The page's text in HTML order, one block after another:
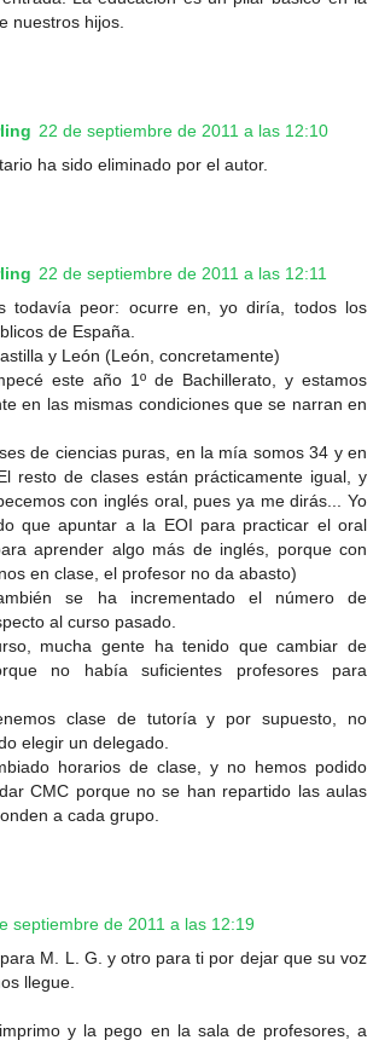
nuestros hijos.
22 de septiembre de 2011 a las 12:10
ha sido eliminado por el autor.
22 de septiembre de 2011 a las 12:11
todavía peor: ocurre en, yo diría, todos los
de España.
y León (León, concretamente)
este año 1º de Bachillerato, y estamos
en las mismas condiciones que se narran en
de ciencias puras, en la mía somos 34 y en
resto de clases están prácticamente igual, y
con inglés oral, pues ya me dirás... Yo
que apuntar a la EOI para practicar el oral
aprender algo más de inglés, porque con
en clase, el profesor no da abasto)
se ha incrementado el número de
al curso pasado.
mucha gente ha tenido que cambiar de
no había suficientes profesores para
clase de tutoría y por supuesto, no
elegir un delegado.
horarios de clase, y no hemos podido
CMC porque no se han repartido las aulas
a cada grupo.
septiembre de 2011 a las 12:19
M. L. G. y otro para ti por dejar que su voz
llegue.
y la pego en la sala de profesores, a